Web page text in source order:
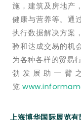
施，建筑及房地产
健康与营养等。通
执行数据解决方案
验和达成交易的机
为各种各样的贸易
勃发展助一臂
览
上海博华国际展览有